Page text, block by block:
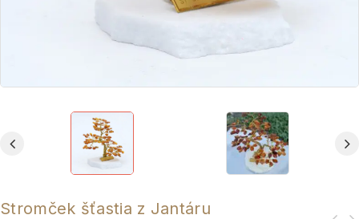
Stromček šťastia z Jantáru